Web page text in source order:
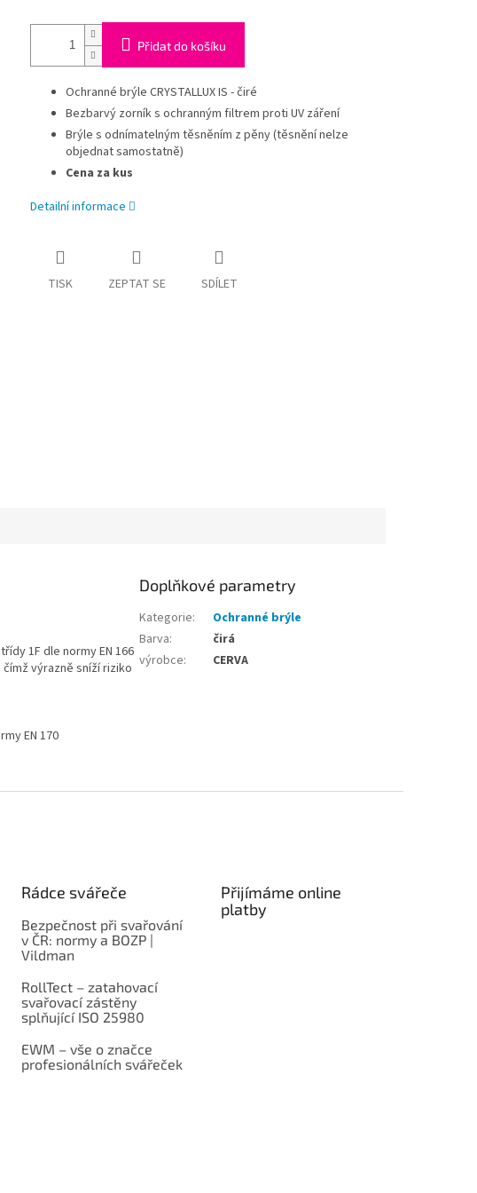
Přidat do košíku
Ochranné brýle CRYSTALLUX IS - čiré
Bezbarvý zorník s ochranným filtrem proti UV záření
Brýle s odnímatelným těsněním z pěny (těsnění nelze
objednat samostatně)
Cena za kus
Detailní informace
TISK ZEPTAT SE SDÍLET
1F dle normy EN 166
výrazně sníží riziko
EN 170
Doplňkové parametry
Kategorie:
Ochranné brýle
Barva:
čirá
výrobce: CERVA
Rádce svářeče
Bezpečnost při svařování
v ČR: normy a BOZP |
Vildman
RollTect – zatahovací
svařovací zástěny
splňující ISO 25980
EWM – vše o značce
profesionálních svářeček
Přijímáme online
platby